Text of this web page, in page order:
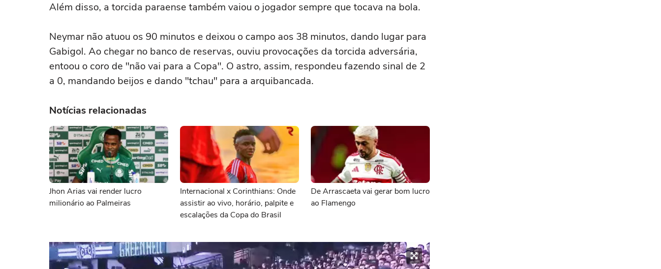
Além disso, a torcida paraense também vaiou o jogador sempre que tocava na bola.
Neymar não atuou os 90 minutos e deixou o campo aos 38 minutos, dando lugar para
Gabigol. Ao chegar no banco de reservas, ouviu provocações da torcida adversária,
entoou o coro de "não vai para a Copa". O astro, assim, respondeu fazendo sinal de 2
a 0, mandando beijos e dando "tchau" para a arquibancada.
Notícias relacionadas
Jhon Arias vai render lucro
milionário ao Palmeiras
Internacional x Corinthians: Onde
assistir ao vivo, horário, palpite e
escalações da Copa do Brasil
De Arrascaeta vai gerar bom lucro
ao Flamengo